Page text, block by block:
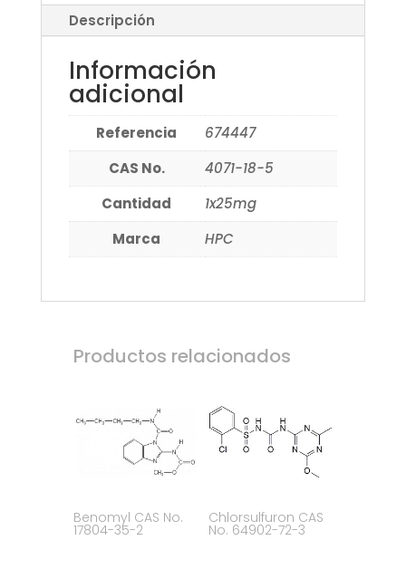
Descripción
Información
adicional
Referencia
674447
CAS No.
4071-18-5
Cantidad
1x25mg
Marca
HPC
Productos relacionados
Benomyl CAS No.
17804-35-2
Chlorsulfuron CAS
No. 64902-72-3